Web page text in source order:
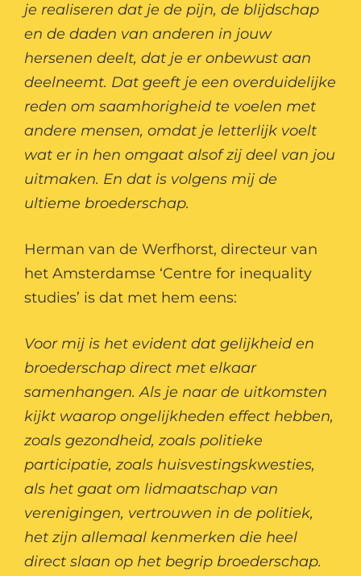
je realiseren dat je de pijn, de blijdschap
en de daden van anderen in jouw
hersenen deelt, dat je er onbewust aan
deelneemt. Dat geeft je een overduidelijke
reden om saamhorigheid te voelen met
andere mensen, omdat je letterlijk voelt
wat er in hen omgaat alsof zij deel van jou
uitmaken. En dat is volgens mij de
ultieme broederschap.
Herman van de Werfhorst, directeur van
het Amsterdamse ‘Centre for inequality
studies’ is dat met hem eens:
Voor mij is het evident dat gelijkheid en
broederschap direct met elkaar
samenhangen. Als je naar de uitkomsten
kijkt waarop ongelijkheden effect hebben,
zoals gezondheid, zoals politieke
participatie, zoals huisvestingskwesties,
als het gaat om lidmaatschap van
verenigingen, vertrouwen in de politiek,
het zijn allemaal kenmerken die heel
direct slaan op het begrip broederschap.